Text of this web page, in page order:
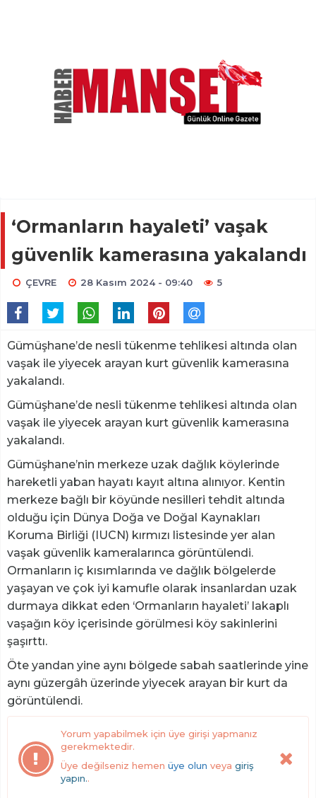
‘Ormanların hayaleti’ vaşak
güvenlik kamerasına yakalandı
ÇEVRE 28 Kasım 2024 - 09:40 5
Gümüşhane’de nesli tükenme tehlikesi altında olan
vaşak ile yiyecek arayan kurt güvenlik kamerasına
yakalandı.
Gümüşhane’de nesli tükenme tehlikesi altında olan
vaşak ile yiyecek arayan kurt güvenlik kamerasına
yakalandı.
Gümüşhane’nin merkeze uzak dağlık köylerinde
hareketli yaban hayatı kayıt altına alınıyor. Kentin
merkeze bağlı bir köyünde nesilleri tehdit altında
olduğu için Dünya Doğa ve Doğal Kaynakları
Koruma Birliği (IUCN) kırmızı listesinde yer alan
vaşak güvenlik kameralarınca görüntülendi.
Ormanların iç kısımlarında ve dağlık bölgelerde
yaşayan ve çok iyi kamufle olarak insanlardan uzak
durmaya dikkat eden ‘Ormanların hayaleti’ lakaplı
vaşağın köy içerisinde görülmesi köy sakinlerini
şaşırttı.
Öte yandan yine aynı bölgede sabah saatlerinde yine
aynı güzergâh üzerinde yiyecek arayan bir kurt da
görüntülendi.
Yorum yapabilmek için üye girişi yapmanız
gerekmektedir.
Üye değilseniz hemen üye olun veya giriş
yapın..